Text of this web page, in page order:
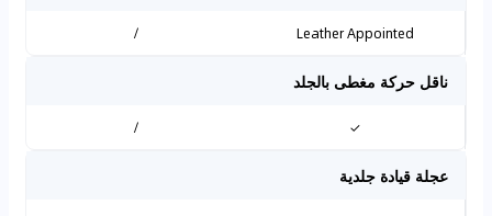
Leather Appointed
/
ناقل حركة مغطى بالجلد
✓
/
عجلة قيادة جلدية